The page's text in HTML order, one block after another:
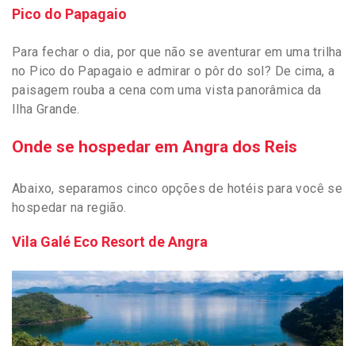
Pico do Papagaio
Para fechar o dia, por que não se aventurar em uma trilha
no Pico do Papagaio e admirar o pôr do sol? De cima, a
paisagem rouba a cena com uma vista panorâmica da
Ilha Grande.
Onde se hospedar em Angra dos Reis
Abaixo, separamos cinco opções de hotéis para você se
hospedar na região.
Vila Galé Eco Resort de Angra